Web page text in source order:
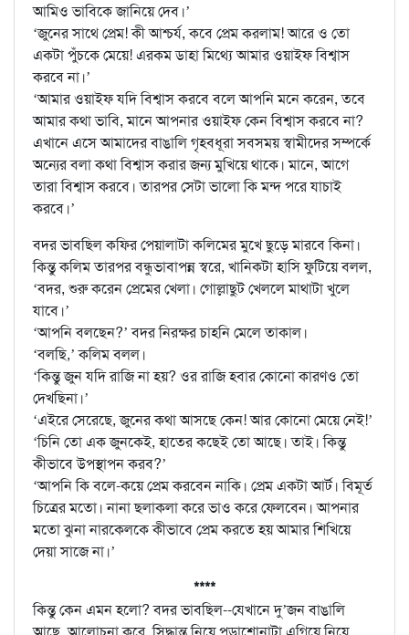
আমিও ভাবিকে জানিয়ে দেব।’
‘জুনের সাথে প্রেম! কী আশ্চর্য, কবে প্রেম করলাম! আরে ও তো
একটা পুঁচকে মেয়ে! এরকম ডাহা মিথ্যে আমার ওয়াইফ বিশ্বাস
করবে না।’
‘আমার ওয়াইফ যদি বিশ্বাস করবে বলে আপনি মনে করেন, তবে
আমার কথা ভাবি, মানে আপনার ওয়াইফ কেন বিশ্বাস করবে না?
এখানে এসে আমাদের বাঙালি গৃহবধূরা সবসময় স্বামীদের সম্পর্কে
অন্যের বলা কথা বিশ্বাস করার জন্য মুখিয়ে থাকে। মানে, আগে
তারা বিশ্বাস করবে। তারপর সেটা ভালো কি মন্দ পরে যাচাই
করবে।’
বদর ভাবছিল কফির পেয়ালাটা কলিমের মুখে ছুড়ে মারবে কিনা।
কিন্তু কলিম তারপর বন্ধুভাবাপন্ন স্বরে, খানিকটা হাসি ফুটিয়ে বলল,
‘বদর, শুরু করেন প্রেমের খেলা। গোল্লাছুট খেললে মাথাটা খুলে
যাবে।’
‘আপনি বলছেন?’ বদর নিরক্ষর চাহনি মেলে তাকাল।
‘বলছি,’ কলিম বলল।
‘কিন্তু জুন যদি রাজি না হয়? ওর রাজি হবার কোনো কারণও তো
দেখছিনা।’
‘এইরে সেরেছে, জুনের কথা আসছে কেন! আর কোনো মেয়ে নেই!’
‘চিনি তো এক জুনকেই, হাতের কছেই তো আছে। তাই। কিন্তু
কীভাবে উপস্থাপন করব?’
‘আপনি কি বলে-কয়ে প্রেম করবেন নাকি। প্রেম একটা আর্ট। বিমূর্ত
চিত্রের মতো। নানা ছলাকলা করে ভাও করে ফেলবেন। আপনার
মতো ঝুনা নারকেলকে কীভাবে প্রেম করতে হয় আমার শিখিয়ে
দেয়া সাজে না।’
****
কিন্তু কেন এমন হলো? বদর ভাবছিল--যেখানে দু’জন বাঙালি